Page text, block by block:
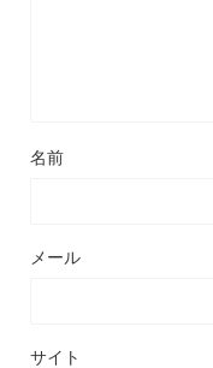
名前
メール
サイト